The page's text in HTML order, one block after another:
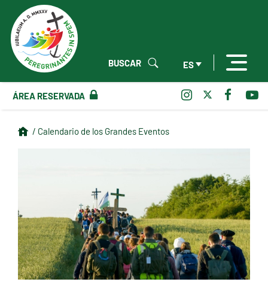
ES
BUSCAR
ÁREA RESERVADA
/ Calendario de los Grandes Eventos